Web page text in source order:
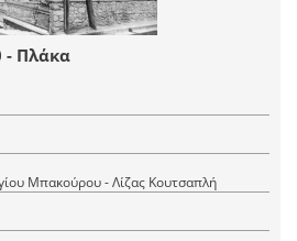
- Πλάκα
Μπακούρου - Λίζας Κουτσαπλή